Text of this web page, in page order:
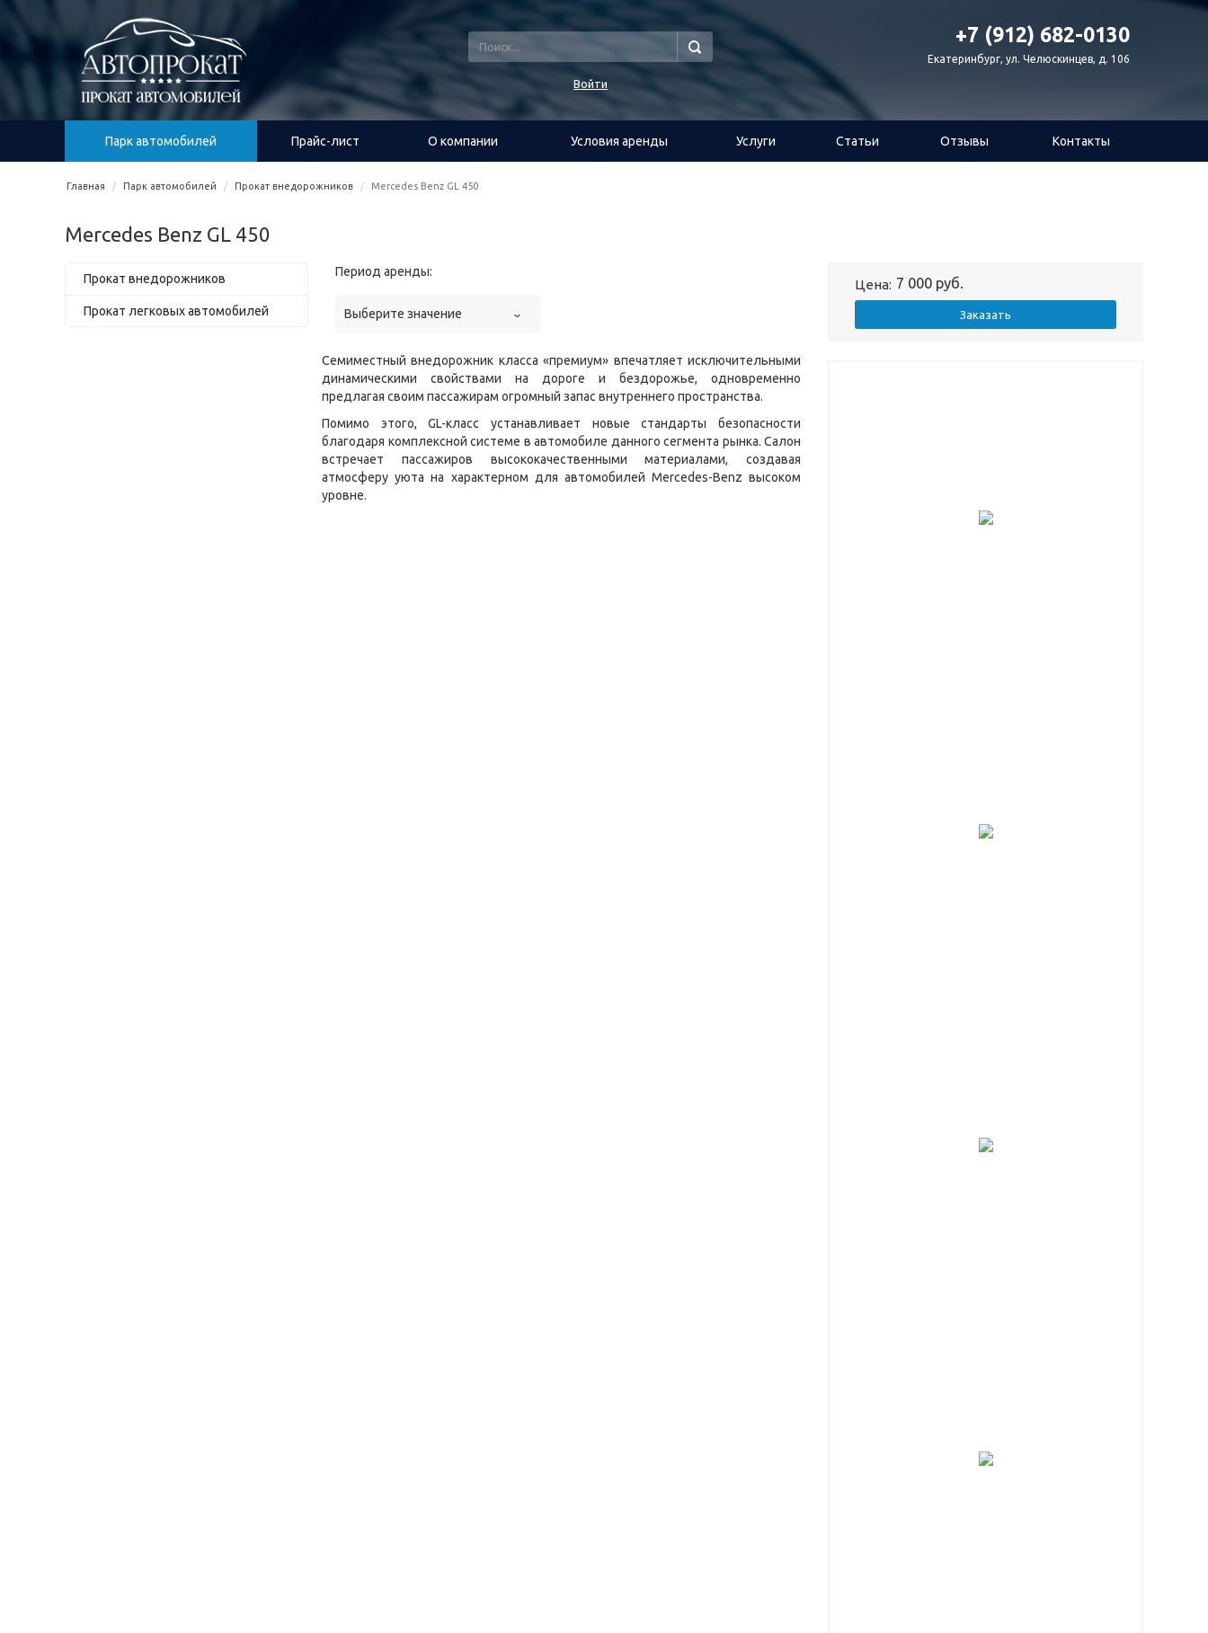
Войти
+7 (912) 682-0130
Екатеринбург, ул. Челюскинцев, д. 106
Парк автомобилей Прайс-лист О компании Условия аренды Услуги Статьи Отзывы Контакты
Главная Парк автомобилей Прокат внедорожников Mercedes Benz GL 450
Mercedes Benz GL 450
Прокат внедорожников
Прокат легковых автомобилей
Цена: 7 000 руб.
Заказать
Период аренды:
Выберите значение
Семиместный внедорожник класса «премиум» впечатляет исключительными
динамическими свойствами на дороге и бездорожье, одновременно
предлагая своим пассажирам огромный запас внутреннего пространства.
Помимо этого, GL-класс устанавливает новые стандарты безопасности
благодаря комплексной системе в автомобиле данного сегмента рынка. Салон
встречает пассажиров высококачественными материалами, создавая
атмосферу уюта на характерном для автомобилей Mercedes-Benz высоком
уровне.